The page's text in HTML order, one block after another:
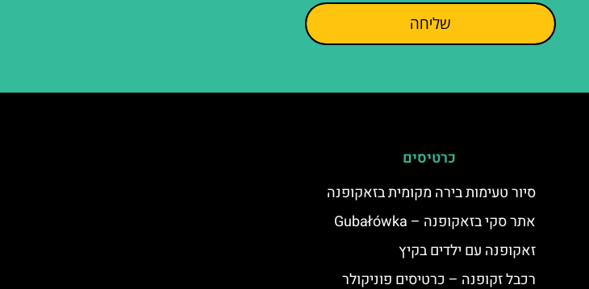
שליחה
כרטיסים
סיור טעימות בירה מקומית בזאקופנה
אתר סקי בזאקופנה – Gubałówka
זאקופנה עם ילדים בקיץ
רכבל זקופנה – כרטיסים פוניקולר